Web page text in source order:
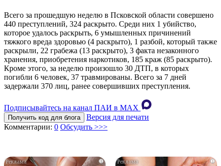
Всего за прошедшую неделю в Псковской области совершено
440 преступлений, 324 раскрыто. Среди них 1 убийство,
которое удалось раскрыть, 6 умышленных причинений
тяжкого вреда здоровью (4 раскрыто), 1 разбой, который также
раскрыли, 22 грабежа (13 раскрыто), 3 факта незаконного
хранения, приобретения наркотиков, 185 краж (85 раскрыто).
Кроме этого, за неделю произошло 30 ДТП, в которых
погибли 6 человек, 37 травмированы. Всего за 7 дней
задержали 370 лиц, ранее совершивших преступления.
Подписывайтесь на канал ПАИ в MAХ
Получить код для блога
Версия для печати
Комментарии: 0 Обсудить >>>
i i